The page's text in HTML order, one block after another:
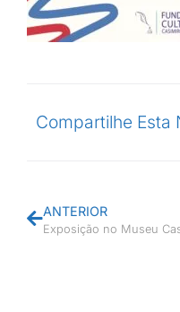
Compartilhe Esta
ANTERIOR
Exposição no Museu